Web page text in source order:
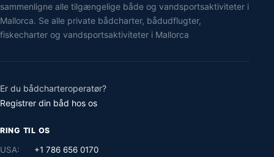
sammenligne alle tilgængelige både og vandsportsaktiviteter i
Mallorca. Se alle private bådcharter, bådudflugter,
fiskecharter og vandsportsaktiviteter i Mallorca
Er du bådcharteroperatør?
Registrer din båd hos os
RING TIL OS
USA:
+1 786 656 0170